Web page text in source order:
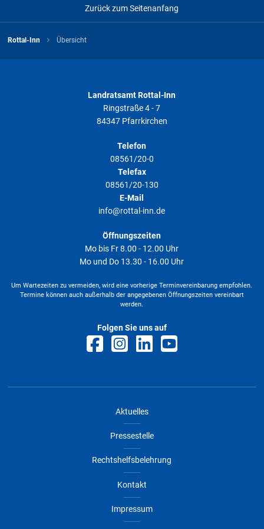
Zurück zum Seitenanfang
Rottal-Inn Übersicht
Landratsamt Rottal-Inn
Ringstraße 4 - 7
84347 Pfarrkirchen
Telefon
08561/20-0
Telefax
08561/20-130
E-Mail
info@rottal-inn.de
Öffnungszeiten
Mo bis Fr 8.00 - 12.00 Uhr
Mo und Do 13.30 - 16.00 Uhr
Um Wartezeiten zu vermeiden, wird eine vorherige Terminvereinbarung empfohlen.
Termine können auch außerhalb der angegebenen Öffnungszeiten vereinbart
werden.
Folgen Sie uns auf
Aktuelles
Pressestelle
Rechtshelfsbelehrung
Kontakt
Impressum